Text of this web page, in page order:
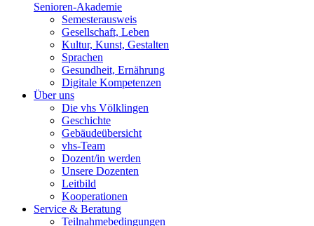
Senioren-Akademie
Semesterausweis
Gesellschaft, Leben
Kultur, Kunst, Gestalten
Sprachen
Gesundheit, Ernährung
Digitale Kompetenzen
Über uns
Die vhs Völklingen
Geschichte
Gebäudeübersicht
vhs-Team
Dozent/in werden
Unsere Dozenten
Leitbild
Kooperationen
Service & Beratung
Teilnahmebedingungen